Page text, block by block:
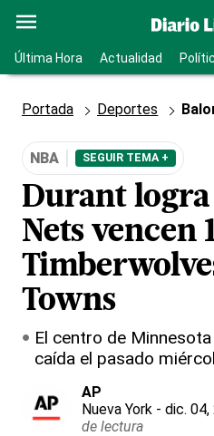
Última Hora Actualidad
Portada Deportes
NBA SEGUIR TEMA +
Durant
Nets vencen
Towns
El centro de
caída el pasado
AP
Nueva York - dic. 04,
de lectura